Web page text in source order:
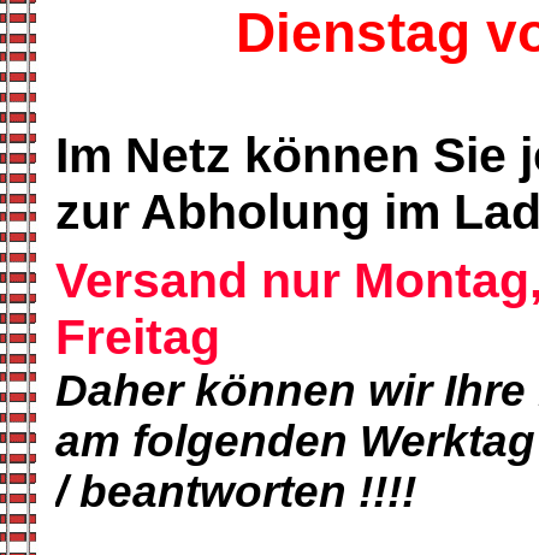
Dienstag
Im Netz können Sie
zur Abholung im
Versand nur
Freitag
Daher können wir
am folgenden
/ beantworten !!!!